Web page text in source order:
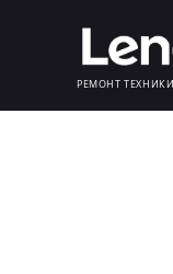
РЕМОНТ ТЕХНИКИ